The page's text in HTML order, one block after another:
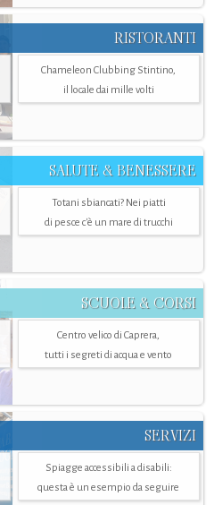
RISTORANTI
Chameleon Clubbing Stintino,
il locale dai mille volti
SALUTE & BENESSERE
Totani sbiancati? Nei piatti
di pesce c'è un mare di trucchi
SCUOLE & CORSI
Centro velico di Caprera,
tutti i segreti di acqua e vento
SERVIZI
Spiagge accessibili a disabili:
questa è un esempio da seguire